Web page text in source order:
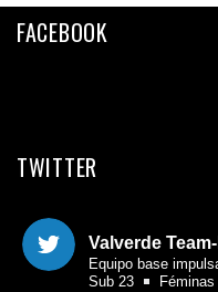
FACEBOOK
TWITTER
Valverde
Equipo base
Sub 23
Féminas